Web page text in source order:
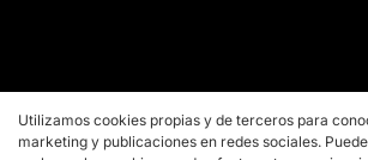
Utilizamos cookies propias y de terceros para
marketing y publicaciones en redes sociales.